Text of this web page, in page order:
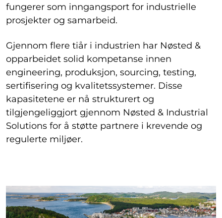
fungerer som inngangsport for industrielle
prosjekter og samarbeid.
Gjennom flere tiår i industrien har Nøsted &
opparbeidet solid kompetanse innen
engineering, produksjon, sourcing, testing,
sertifisering og kvalitetssystemer. Disse
kapasitetene er nå strukturert og
tilgjengeliggjort gjennom Nøsted & Industrial
Solutions for å støtte partnere i krevende og
regulerte miljøer.